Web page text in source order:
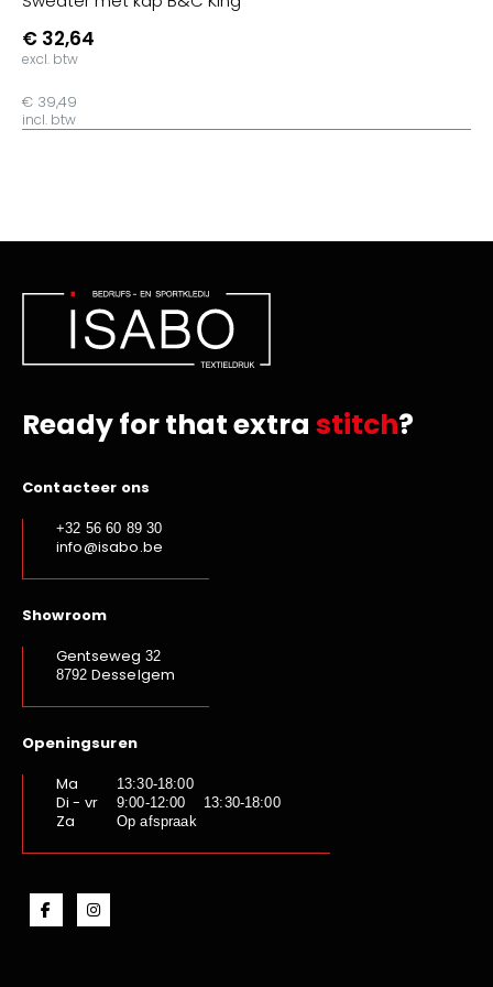
€ 32,64
excl. btw
€ 39,49
incl. btw
Ready for that extra stitch?
Contacteer ons
+32 56 60 89 30
info@isabo.be
Showroom
Gentseweg 32
8792 Desselgem
Openingsuren
Ma
13:30-18:00
Di - vr 9:00-12:00 13:30-18:00
Za Op afspraak